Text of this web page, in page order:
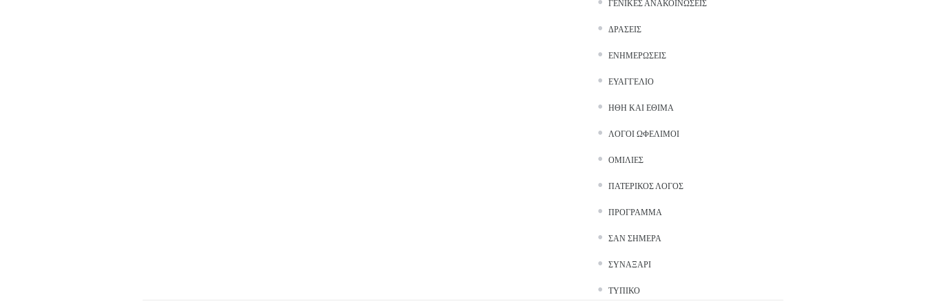
ΓΕΝΙΚΈΣ ΑΝΑΚΟΙΝΏΣΕΙΣ
ΔΡΆΣΕΙΣ
ΕΝΗΜΕΡΏΣΕΙΣ
ΕΥΑΓΓΈΛΙΟ
ΉΘΗ ΚΑΙ ΈΘΙΜΑ
ΛΌΓΟΙ ΩΦΈΛΙΜΟΙ
ΟΜΙΛΊΕΣ
ΠΑΤΕΡΙΚΌΣ ΛΌΓΟΣ
ΠΡΌΓΡΑΜΜΑ
ΣΑΝ ΣΉΜΕΡΑ
ΣΥΝΑΞΆΡΙ
ΤΥΠΙΚΌ